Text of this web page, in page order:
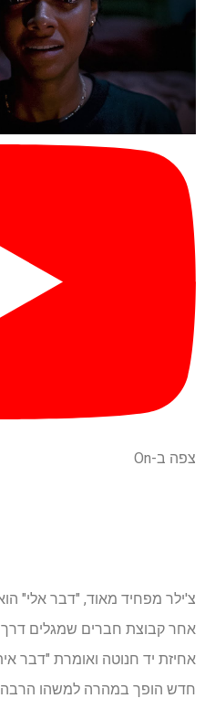
צפה ב-On
צ'ילר מפחיד מאוד, "דבר אלי"
אחר קבוצת חברים שמגלים דרך
אחיזת יד חנוטה ואומרת "דבר
חדש הופך במהרה למשהו הרבה